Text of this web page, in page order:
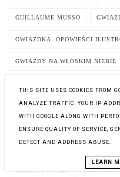
GUILLAUME MUSSO
GWIAZDKA. OPOWIEŚCI
GWIAZDY NA WŁOSKIM NIEBIE
HAROLD S. KUSHNER
HARVARD BUSINESS REVIEW
THIS SITE USES COOKIES FROM
ANALYZE TRAFFIC. YOUR IP
WITH GOOGLE ALONG WITH
ENSURE QUALITY OF SERVICE,
DETECT AND ADDRESS ABUSE.
LEARN